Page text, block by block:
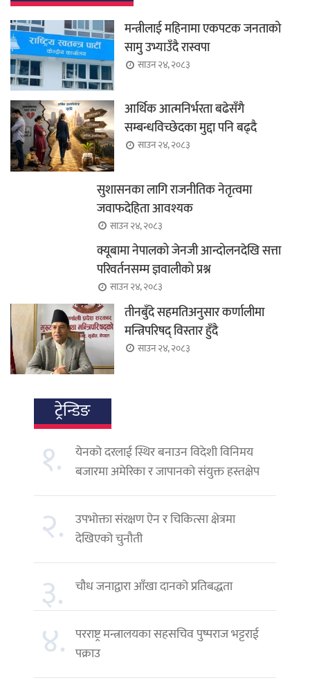
मन्त्रीलाई महिनामा एकपटक जनताको
सामु उभ्याउँदै रास्वपा
साउन २४, २०८३
आर्थिक आत्मनिर्भरता बढेसँगै
सम्बन्धविच्छेदका मुद्दा पनि बढ्दै
साउन २४, २०८३
सुशासनका लागि राजनीतिक नेतृत्वमा
जवाफदेहिता आवश्यक
साउन २४, २०८३
क्यूबामा नेपालको जेनजी आन्दोलनदेखि सत्ता
परिवर्तनसम्म ज्ञवालीको प्रश्न
साउन २४, २०८३
तीनबुँदे सहमतिअनुसार कर्णालीमा
मन्त्रिपरिषद् विस्तार हुँदै
साउन २४, २०८३
ट्रेन्डिङ
१.
येनको दरलाई स्थिर बनाउन विदेशी विनिमय
बजारमा अमेरिका र जापानको संयुक्त हस्तक्षेप
२. उपभोक्ता संरक्षण ऐन र चिकित्सा क्षेत्रमा
देखिएको चुनौती
३. चौध जनाद्वारा आँखा दानको प्रतिबद्धता
४. परराष्ट्र मन्त्रालयका सहसचिव पुष्पराज भट्टराई
पक्राउ